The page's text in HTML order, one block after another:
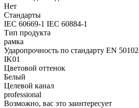
Нет
Стандарты
IEC 60669-1 IEC 60884-1
Тип продукта
рамка
Ударопрочность по стандарту EN 50102
IK01
Цветовой оттенок
Белый
Целевой канал
professional
Возможно, вас это заинтересует